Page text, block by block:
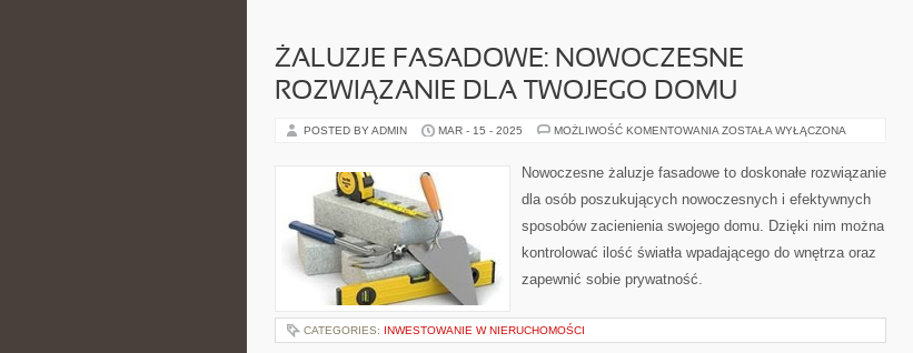
ŻALUZJE FASADOWE: NOWOCZESNE
ROZWIĄZANIE DLA TWOJEGO DOMU
POSTED BY ADMIN MAR - 15 - 2025 MOŻLIWOŚĆ KOMENTOWANIA ŻALUZJE
ROZWIĄZANIE
DLA
DOMU
ZOSTAŁA WYŁĄCZONA
Nowoczesne żaluzje fasadowe to doskonałe rozwiązanie
dla osób poszukujących nowoczesnych i efektywnych
sposobów zacienienia swojego domu. Dzięki nim można
kontrolować ilość światła wpadającego do wnętrza oraz
zapewnić sobie prywatność.
CATEGORIES: INWESTOWANIE W NIERUCHOMOŚCI